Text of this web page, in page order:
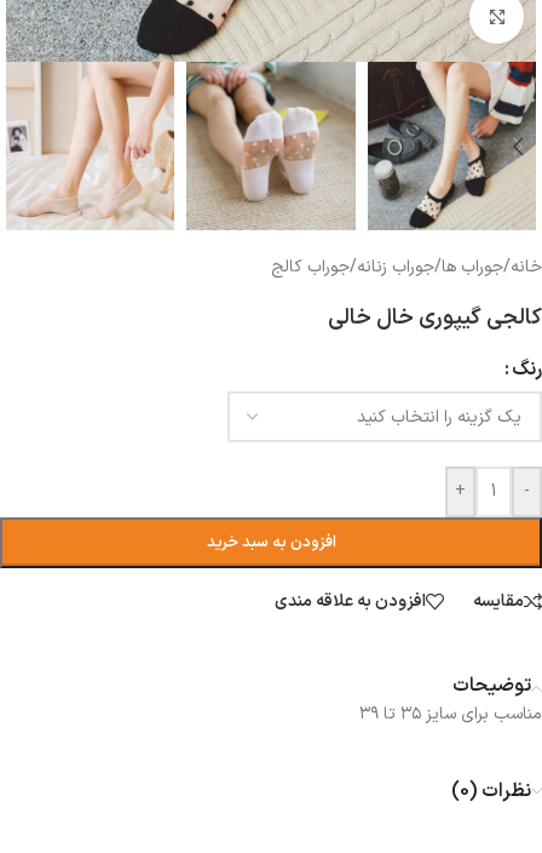
بزرگنمایی تصویر
خانه/جوراب ها/جوراب زنانه/جوراب کالج
کالجی گیپوری خال خالی
رنگ
-
+
افزودن به سبد خرید
مقایسه افزودن به علاقه مندی
توضیحات
مناسب برای سایز ۳۵ تا ۳۹
نظرات (0)